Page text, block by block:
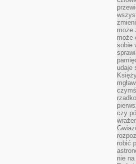
może
może
sobie
udaje
czy
robić
nie